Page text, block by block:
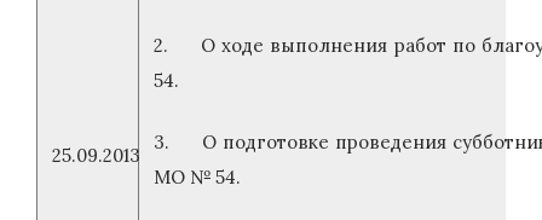
25.09.2013
2. О ходе выполнения работ по
54.
3. О подготовке проведения
МО № 54.